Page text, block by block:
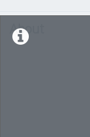
About